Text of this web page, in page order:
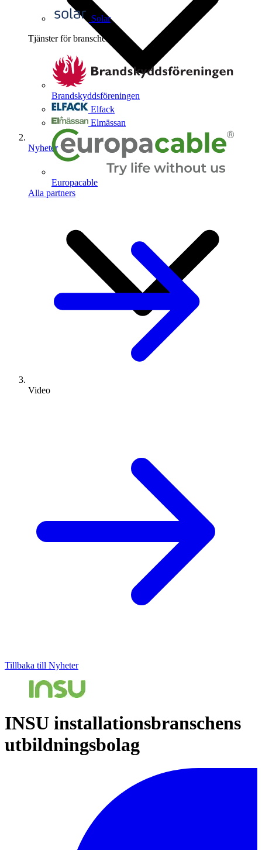
Solar
Tjänster för branschen
Brandskyddsföreningen
Elfack
Elmässan
Europacable
Alla partners
Nyheter
Video
Tillbaka till Nyheter
INSU installationsbranschens
utbildningsbolag